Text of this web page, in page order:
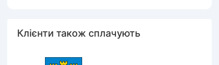
Клієнти також сплачують